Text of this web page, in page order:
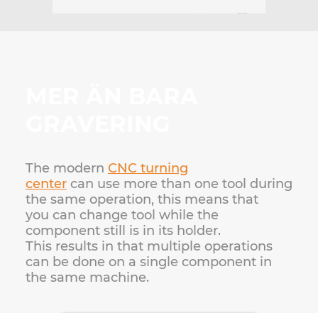
The modern CNC turning
centercan use more than one tool during
the same operation, this means that
you can change tool while the
component still is in its holder.
Thisresults in that multiple operations
can be done on a single component in
the same machine.